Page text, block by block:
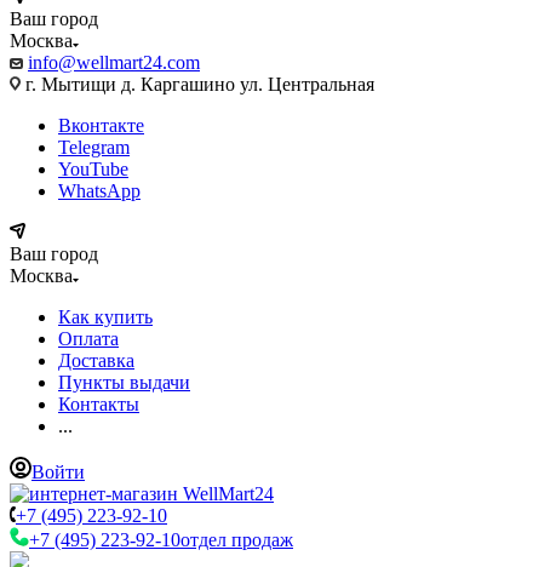
Ваш город
Москва
info@wellmart24.com
г. Мытищи д. Каргашино ул. Центральная
Вконтакте
Telegram
YouTube
WhatsApp
Ваш город
Москва
Как купить
Оплата
Доставка
Пункты выдачи
Контакты
...
Войти
+7 (495) 223-92-10
+7 (495) 223-92-10отдел продаж